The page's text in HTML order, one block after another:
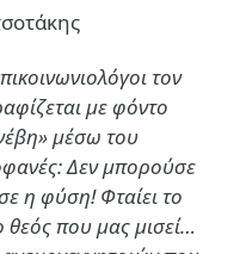
τον
με φόντο
μέσω του
Δεν μπορούσε
η φύση! Φταίει το
θεός που μας μισεί…